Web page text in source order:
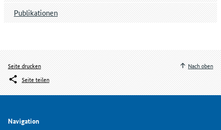
Publikationen
Seite drucken
Seite teilen
Nach oben
Navigation